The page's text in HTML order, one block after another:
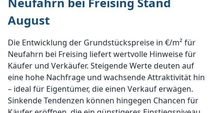
August
Die Entwicklung der Grundstückspreise in €/m² für
Neufahrn bei Freising liefert wertvolle Hinweise für
Käufer und Verkäufer. Steigende Werte deuten auf
eine hohe Nachfrage und wachsende Attraktivität hin
– ideal für Eigentümer, die einen Verkauf erwägen.
Sinkende Tendenzen können hingegen Chancen für